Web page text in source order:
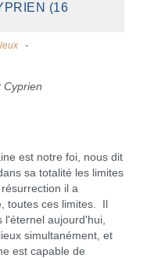
(16
Cyprien
est notre foi, nous dit
sa totalité les limites
il a
toutes ces limites. Il
aujourd'hui,
simultanément, et
est capable de